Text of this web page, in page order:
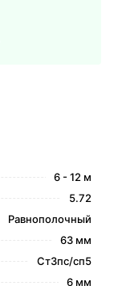
6 - 12 м
5.72
Равнополочный
63 мм
Ст3пс/сп5
6 мм